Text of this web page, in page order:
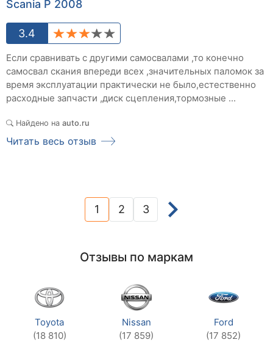
Scania P 2008
3.4
Если сравнивать с другими самосвалами ,то конечно
самосвал скания впереди всех ,значительных паломок за
время эксплуатации практически не было,естественно
расходные запчасти ,диск сцепления,тормозные ...
Найдено на auto.ru
Читать весь отзыв
1(current)
2 3
Отзывы по маркам
Toyota
(18 810)
Nissan
(17 859)
Ford
(17 852)